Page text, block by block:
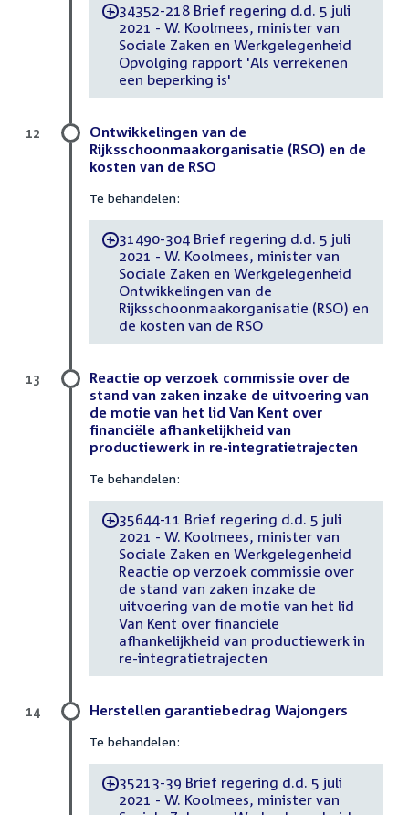
-34352-218 Brief regering d.d. 5 juli
2021 - W. Koolmees, minister van
Sociale Zaken en Werkgelegenheid
Opvolging rapport 'Als verrekenen
een beperking is'
Ontwikkelingen van de
Rijksschoonmaakorganisatie (RSO) en de
kosten van de RSO
Te behandelen:
-31490-304 Brief regering d.d. 5 juli
2021 - W. Koolmees, minister van
Sociale Zaken en Werkgelegenheid
Ontwikkelingen van de
Rijksschoonmaakorganisatie (RSO) en
de kosten van de RSO
12
Reactie op verzoek commissie over de
stand van zaken inzake de uitvoering van
de motie van het lid Van Kent over
financiële afhankelijkheid van
productiewerk in re-integratietrajecten
Te behandelen:
-35644-11 Brief regering d.d. 5 juli
2021 - W. Koolmees, minister van
Sociale Zaken en Werkgelegenheid
Reactie op verzoek commissie over
de stand van zaken inzake de
uitvoering van de motie van het lid
Van Kent over financiële
afhankelijkheid van productiewerk in
re-integratietrajecten
13
Herstellen garantiebedrag Wajongers
Te behandelen:
-35213-39 Brief regering d.d. 5 juli
2021 - W. Koolmees, minister van
14